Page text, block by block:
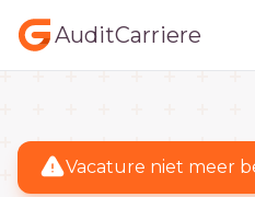
AuditCarriere
Vacature niet meer